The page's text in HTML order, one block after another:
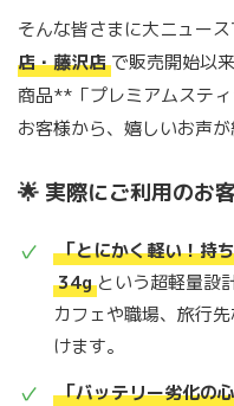
そんな皆さまに大ニュース
店・藤沢店 で販売開始以
商品**「プレミアムステ
お客様から、嬉しいお声
🌟 実際にご利用のお
「とにかく軽い！持
34g という超軽量設
カフェや職場、旅行
けます。
「バッテリー劣化の